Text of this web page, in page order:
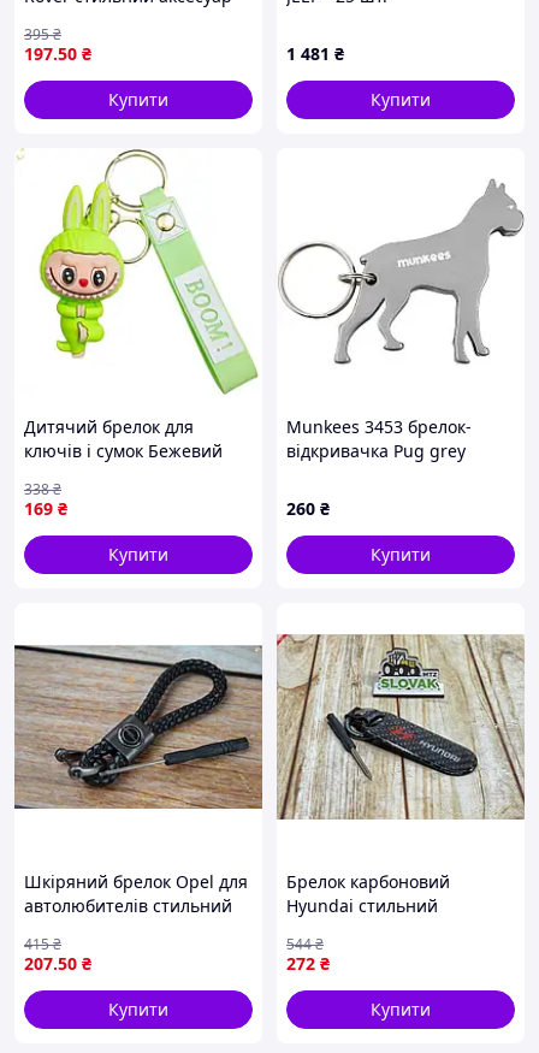
натуральної шкіри
197.50 ₴
395₴
Купити
1 481 ₴
Купити
Дитячий брелок для
ключів і сумок Бежевий
Салатовий HP-55-16GR для
рюкзаків
169 ₴
338₴
Купити
Munkees 3453 брелок-
відкривачка Pug grey
260 ₴
Купити
Шкіряний брелок Opel для
автолюбителів стильний
логотипа чорний
207.50 ₴
415₴
Купити
Брелок карбоновий
Hyundai стильний
якісною гравіровкою
чорний
272 ₴
544₴
Купити